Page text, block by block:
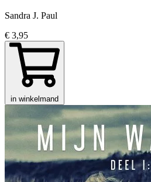
Sandra J. Paul
€ 3,95
in winkelmand